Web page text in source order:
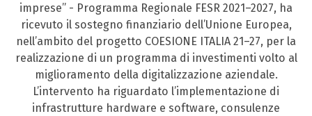
imprese” - Programma Regionale FESR 2021–2027, ha
ricevuto il sostegno finanziario dell’Unione Europea,
nell’ambito del progetto COESIONE ITALIA 21–27, per la
realizzazione di un programma di investimenti volto al
miglioramento della digitalizzazione aziendale.
L’intervento ha riguardato l’implementazione di
infrastrutture hardware e software, consulenze